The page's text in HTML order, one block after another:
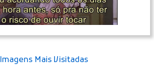
Imagens Mais Visitadas